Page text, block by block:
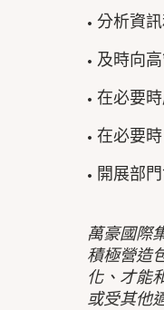
• 分析資
• 及時向
• 在必要
• 在必要
• 開展部
萬豪國際
積極營造
化、才能
或受其他